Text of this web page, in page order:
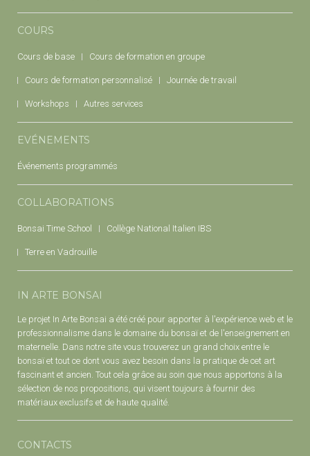
COURS
Cours de base Cours de formation en groupe
Cours de formation personnalisé Journée de travail
Workshops Autres services
EVÉNEMENTS
Événements programmés
COLLABORATIONS
Bonsai Time School Collège National Italien IBS
Terre en Vadrouille
IN ARTE BONSAI
Le projet In Arte Bonsai a été créé pour apporter à l'expérience web et le
professionnalisme dans le domaine du bonsaï et de l'enseignement en
maternelle. Dans notre site vous trouverez un grand choix entre le
bonsaï et tout ce dont vous avez besoin dans la pratique de cet art
fascinant et ancien. Tout cela grâce au soin que nous apportons à la
sélection de nos propositions, qui visent toujours à fournir des
matériaux exclusifs et de haute qualité.
CONTACTS